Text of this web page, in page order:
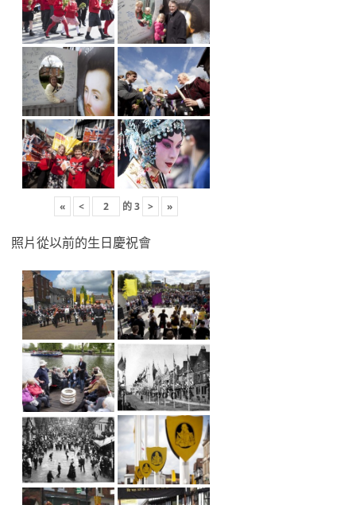
« < 的3 > »
照片從以前的生日慶祝會